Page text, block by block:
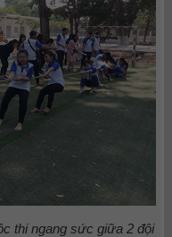
thi ngang sức giữa 2 đội